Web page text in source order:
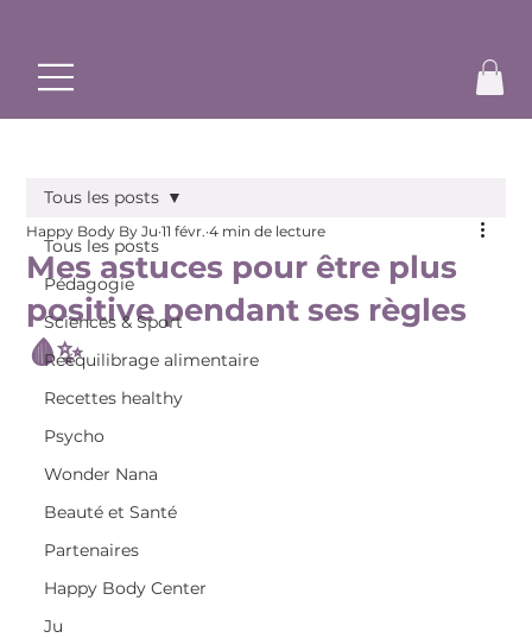
Tous les posts
Pédagogie
Sciences & Sport
Rééquilibrage alimentaire
Recettes healthy
Psycho
Wonder Nana
Beauté et Santé
Partenaires
Happy Body Center
Ju
Tous les posts
Mes astuces pour être plus
positive pendant ses règles
🩸✨
Happy Body By Ju 11 févr. 4 min de lecture